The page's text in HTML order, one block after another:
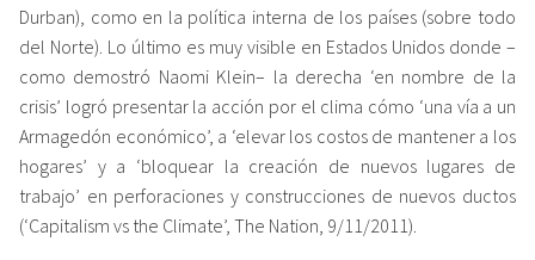
Durban), como en la política interna de los países (sobre todo
del Norte). Lo último es muy visible en Estados Unidos donde –
como demostró Naomi Klein– la derecha ‘en nombre de la
crisis’ logró presentar la acción por el clima cómo ‘una vía a un
Armagedón económico’, a ‘elevar los costos de mantener a los
hogares’ y a ‘bloquear la creación de nuevos lugares de
trabajo’ en perforaciones y construcciones de nuevos ductos
(‘Capitalism vs the Climate’, The Nation, 9/11/2011).